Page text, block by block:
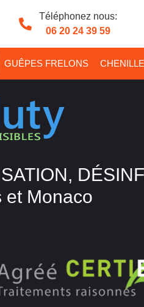
Téléphonez nous:
06 20 24 39 59
GUÊPES FRELONS
et Monaco